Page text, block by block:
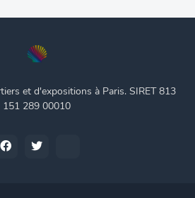
et d'expositions à Paris. SIRET 813
151 289 00010